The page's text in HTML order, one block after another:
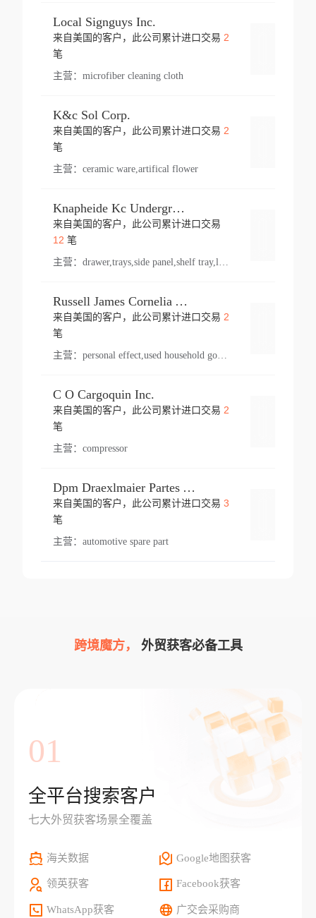
Local Signguys Inc.
来自美国的客户，此公司累计进口交易 2
笔
主营： microfiber cleaning cloth
K&c Sol Corp.
来自美国的客户，此公司累计进口交易 2
笔
主营： ceramic ware,artifical flower
Knapheide Kc Underground
来自美国的客户，此公司累计进口交易
12 笔
主营：
Russell James Cornelia Arlington Va
来自美国的客户，此公司累计进口交易 2
笔
主营： personal effect,used household goods
C O Cargoquin Inc.
来自美国的客户，此公司累计进口交易 2
笔
主营： compressor
Dpm Draexlmaier Partes Automotrices Corr Ind Huejotzingo
来自美国的客户，此公司累计进口交易 3
笔
主营： automotive spare part
跨境魔方， 外贸获客必备工具
01
全平台搜索客户
七大外贸获客场景全覆盖
海关数据 Google地图获客
领英获客 Facebook获客
WhatsApp获客 广交会采购商